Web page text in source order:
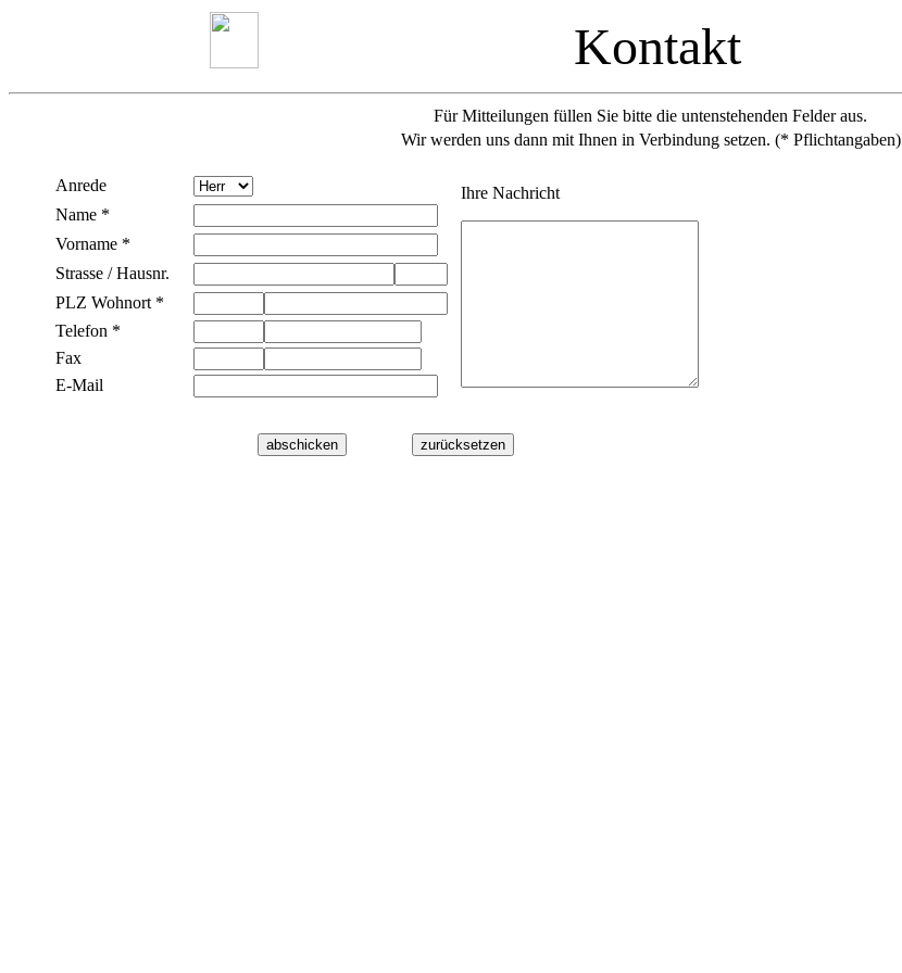
Kontakt
Für Mitteilungen füllen Sie bitte die untenstehenden Felder aus.
Wir werden uns dann mit Ihnen in Verbindung setzen. (* Pflichtangaben)
Anrede
Ihre Nachricht
Name *
Vorname *
Strasse / Hausnr.
PLZ Wohnort *
Telefon *
Fax
E-Mail